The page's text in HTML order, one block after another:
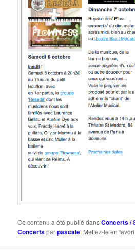
Ce contenu a été publié dansConcerts /
Concertsparpascale. Mettez-le en